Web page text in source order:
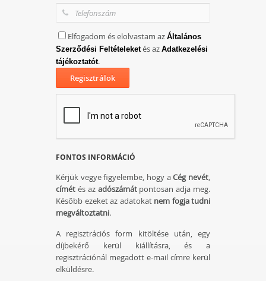
Elfogadom és elolvastam az Általános
Szerződési Feltételeketés az Adatkezelési
tájékoztatót.
FONTOS INFORMÁCIÓ
Kérjük vegye figyelembe, hogy aCég nevét,
címét és az adószámátpontosan adja meg.
Később ezeket az adatokat nem fogja tudni
megváltoztatni.
A regisztrációs form kitöltése után, egy
díjbekérő kerül kiállításra, és a
regisztrációnál megadott e-mail címre kerül
elküldésre.